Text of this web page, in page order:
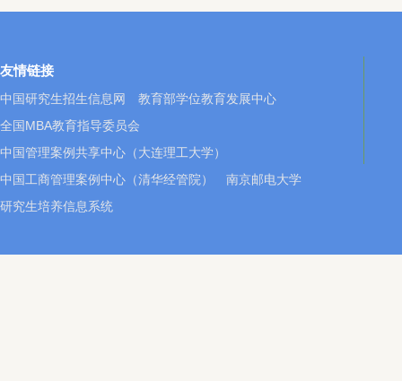
友情链接
中国研究生招生信息网
教育部学位教育发展中心
全国MBA教育指导委员会
中国管理案例共享中心（大连理工大学）
中国工商管理案例中心（清华经管院）
南京邮电大学
研究生培养信息系统